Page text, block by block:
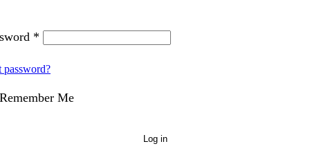
*
password?
Remember Me
Log in